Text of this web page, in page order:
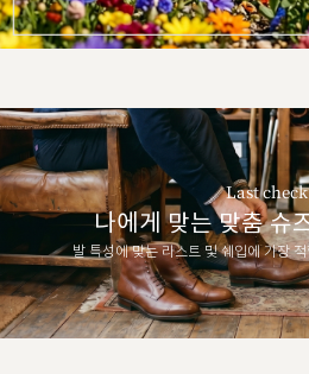
Last check
나에게 맞는 맞춤 슈
발 특성에 맞는 라스트 및 쉐입에 가장